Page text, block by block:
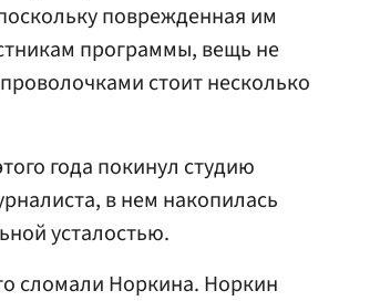
поврежденная им
программы, вещь не
стоит несколько
года покинул студию
в нем накопилась
усталостью.
сломали Норкина. Норкин